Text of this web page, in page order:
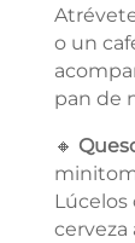
o un
pan de
🔸
cerveza